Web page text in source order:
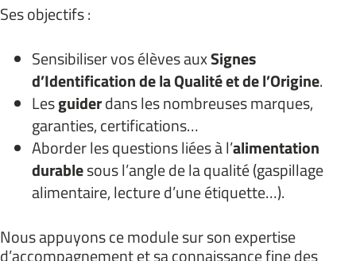
Ses objectifs :
Sensibiliser vos élèves auxSignes
d’Identification de la Qualité et de l’Origine.
Lesguiderdans les nombreuses marques,
garanties, certifications…
Aborder les questions liées à l’alimentation
durablesous l’angle de la qualité (gaspillage
alimentaire, lecture d’une étiquette…).
Nous appuyons ce module sur son expertise
d’accompagnement et sa connaissance fine des